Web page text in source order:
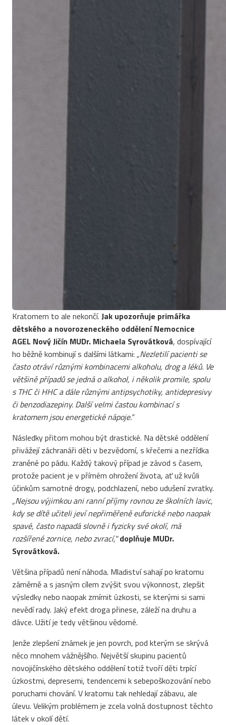
Kratomem to ale nekončí. Jak upozorňuje primářka
dětského a novorozeneckého oddělení Nemocnice
AGEL Nový Jičín MUDr. Michaela Syrovátková, dospívající
ho běžně kombinují s dalšími látkami: „Nezletilí pacienti se
často otráví různými kombinacemi alkoholu, drog a léků. Ve
většině případů se jedná o alkohol, i několik promile, spolu
s THC či HHC a dále různými antipsychotiky, antidepresivy
či benzodiazepiny. Další velmi častou kombinací s
kratomem jsou energetické nápoje.“
Následky přitom mohou být drastické. Na dětské oddělení
přivážejí záchranáři děti v bezvědomí, s křečemi a nezřídka
zraněné po pádu. Každý takový případ je závod s časem,
protože pacient je v přímém ohrožení života, ať už kvůli
účinkům samotné drogy, podchlazení, nebo udušení zvratky.
„Nejsou výjimkou ani ranní příjmy rovnou ze školních lavic,
kdy se dítě učiteli jeví nepřiměřeně euforické nebo naopak
spavé, často napadá slovně i fyzicky své okolí, má
rozšířené zornice, nebo zvrací,"doplňuje MUDr.
Syrovátková.
Většina případů není náhoda. Mladiství sahají po kratomu
záměrně a s jasným cílem zvýšit svou výkonnost, zlepšit
výsledky nebo naopak zmírnit úzkosti, se kterými si sami
nevědí rady. Jaký efekt droga přinese, záleží na druhu a
dávce. Užití je tedy většinou vědomé.
Jenže zlepšení známek je jen povrch, pod kterým se skrývá
něco mnohem vážnějšího. Největší skupinu pacientů
novojičínského dětského oddělení totiž tvoří děti trpící
úzkostmi, depresemi, tendencemi k sebepoškozování nebo
poruchami chování. V kratomu tak nehledají zábavu, ale
úlevu. Velikým problémem je zcela volná dostupnost těchto
látek v okolí dětí.